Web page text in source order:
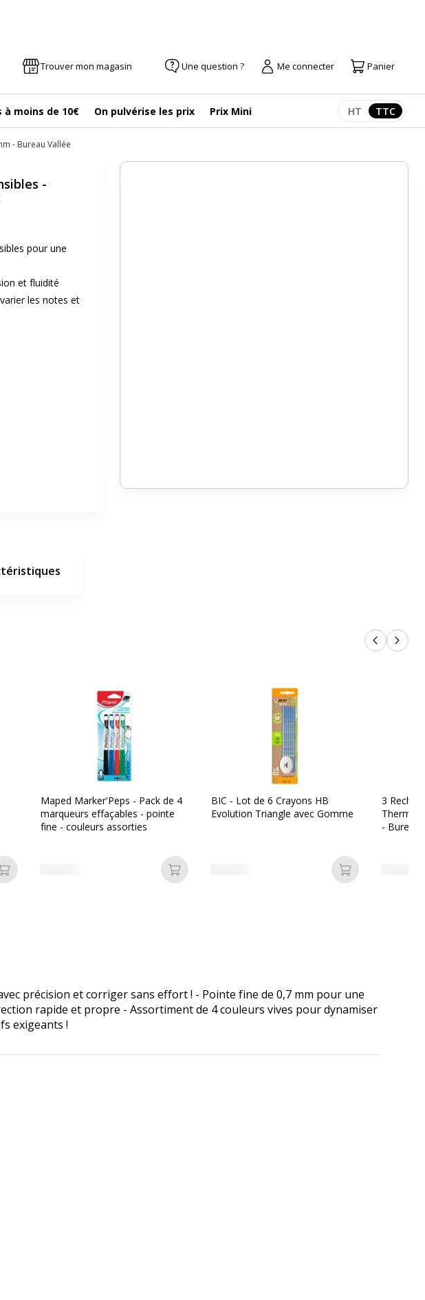
Trouver mon magasin Une question ? Me connecter Panier
à moins de 10€ On pulvérise les prix Prix Mini Afficher les
HT TTC
- Bureau Vallée
-
pour une
et fluidité
les notes et
Produits
Ajouter au panier
Maped Marker'Peps - Pack de 4
marqueurs effaçables - pointe
fine - couleurs assorties
Ajouter au panier
BIC - Lot de 6 Crayons HB
Evolution Triangle avec Gomme
Ajouter au
3
- Bureau
précision et corriger sans effort ! - Pointe fine de 0,7 mm pour une
rapide et propre - Assortiment de 4 couleurs vives pour dynamiser
exigeants !